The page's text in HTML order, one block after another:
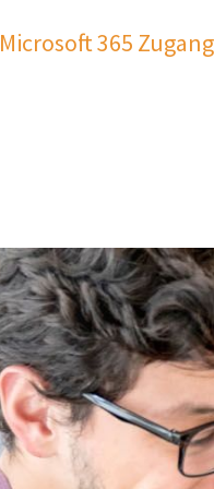
Microsoft 365 Zugang